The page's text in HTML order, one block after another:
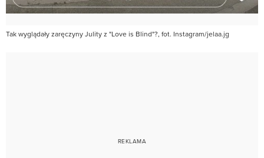
Tak wyglądały zaręczyny Julity z "Love is Blind"?, fot. Instagram/jelaa.jg